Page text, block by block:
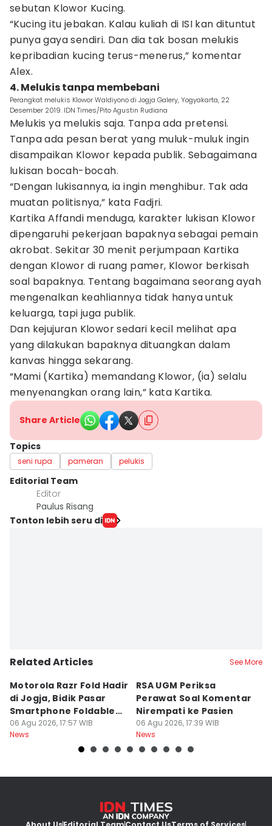
sebutan Klowor Kucing.
“Kucing itu jebakan. Kalau kuliah di ISI kan dituntut
punya gaya sendiri. Dan dia tak bosan melukis
kepribadian kucing terus-menerus,” komentar
Alex.
4. Melukis tanpa membebani
Perangkat melukis Klowor Waldiyono di Jogja Galery, Yogyakarta, 22
Desember 2019. IDN Times/Pito Agustin Rudiana
Melukis ya melukis saja. Tanpa ada pretensi.
Tanpa ada pesan berat yang muluk-muluk ingin
disampaikan Klowor kepada publik. Sebagaimana
lukisan bocah-bocah.
“Dengan lukisannya, ia ingin menghibur. Tak ada
muatan politisnya,” kata Fadjri.
Kartika Affandi menduga, karakter lukisan Klowor
dipengaruhi pekerjaan bapaknya sebagai pemain
akrobat. Sekitar 30 menit perjumpaan Kartika
dengan Klowor di ruang pamer, Klowor berkisah
soal bapaknya. Tentang bagaimana seorang ayah
mengenalkan keahliannya tidak hanya untuk
keluarga, tapi juga publik.
Dan kejujuran Klowor sedari kecil melihat apa
yang dilakukan bapaknya dituangkan dalam
kanvas hingga sekarang.
“Mami (Kartika) memandang Klowor, (ia) selalu
menyenangkan orang lain,” kata Kartika.
Share Article
Topics
seni rupa pameran pelukis
Editorial Team
Editor
Paulus Risang
Tonton lebih seru di
Related Articles See More
Motorola Razr Fold Hadir
di Jogja, Bidik Pasar
Smartphone Foldable
Premium
06 Agu 2026, 17:57 WIB
News
RSA UGM Periksa
Perawat Soal Komentar
Nirempati ke Pasien
06 Agu 2026, 17:39 WIB
News